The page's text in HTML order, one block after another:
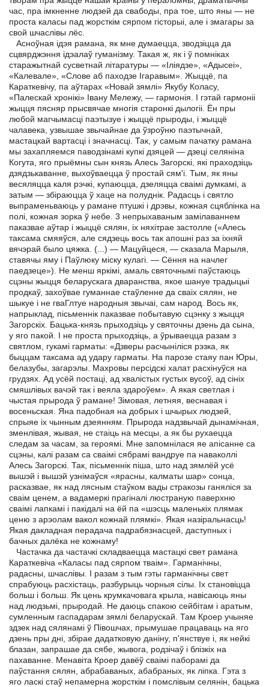
час, пра імкненне людзей да свабоды, пра тое, што яны — не
проста каласы пад жорсткім сярпом гісторыі, але і змагары за
свой шчаслівы лёс.
Асноўная ідэя рамана, як мне думаецца, зводзіцца да
сцвярджэння ідэалаў гуманізму. Такая ж, як і ў помніках
старажытнай сусветнай літаратуры — «Іліядзе», «Адысеі»,
«Калевале», «Слове аб паходзе Ігаравым». Жыццё, па
Караткевічу, па аўтарах «Новай зямлі» Якубу Коласу,
«Палескай хронікі» Івану Мележу, — гармонія. I гэтай гармоніі
жыцця пясняр прысвячае многія старонкі дылогіі. Ён пры
любой магчымасці паэтызуе і жыццё прыроды, і жыццё
чалавека, узвышае звычайнае да ўзроўню паэтычнай,
мастацкай вартасці і значнасці. Так, у самым пачатку рамана
мы захапляемся паводзінамі купкі дзяцей — дзеці селяніна
Когута, яго прыёмны сын князь Алесь Загорскі, які праходзіць
дзядзькаванне, выхоўваецца ў простай сям'і. Тым, як яны
весяляцца каля рэчкі, купаюцца, дзеляцца сваімі думкамі, а
затым — збіраюцца ў хаце на полуднік. Радасць і святло
выпраменьваюць у рамане птушкі і дрэвы, кожная сцяблінка на
полі, кожная зорка ў небе. 3 непрыхаваным замілаваннем
паказвае аўтар і жыццё сялян, іх няхітрае застолле («Алесь
таксама смяяўся, але сядзець вось так апошні раз за іхняй
вячэрай было цяжка. (...) — Мацуйцеся, — сказала Марыля,
ставячы яму і Паўлюку міску кулагі. — Сёння на начлег
паедзеце»). Не менш яркімі, амаль святочнымі паўстаюць
сцэны жыцця беларускага дваранства, якое шануе традыцыі
продкаў, захоўвае гуманнае стаўленне да сваіх сялян, не
шыкуе і не гваГлтуе народныя звычаі, сам народ. Вось як,
напрыклад, пісьменнік паказвае побытавую сцэнку з жыцця
Загорскіх. Бацька-князь прыходзіць у святочны дзень да сына,
у яго пакой. I не проста прыходзіць, а ўрываецца разам з
святлом, гукамі гарматы: «Дзверы расчыніліся рэзка, як
быццам таксама ад удару гарматы. На парозе стаяу пан Юры,
белазубы, загарэлы. Махровы персідскі халат расхінуўся на
грудзях. Ад усёй постаці, ад хвалістых густых вусоў, ад сініх
смяшлівых вачэй так і веяла здароўем». А якая светлая і
чыстая прырода ў рамане! Зімовая, летняя, веснавая і
восеньская. Яна падобная на добрых і шчырых людзей,
спрыяе іх чынным дзеянням. Прырода надзвычай дынамічная,
зменлівая, жывая, не стаіць на месцы, а як бы рухаецца
следам за часам, за героямі. Мне запомнілася яе апісанне са
сцэны, калі разам са сваімі сябрамі вандруе па наваколлі
Алесь Загорскі. Так, пісьменнік піша, што над зямлёй усё
вышэй і вышэй узнімаўся «ярасны, калматы шар» сонца,
расказвае, як над лясным стаўком вады стракозы ганяліся за
сваім ценем, а вадамеркі прагіналі люстраную паверхню
сваімі лапкамі і пакідалі на ёй па «шэсць маленькіх плямак
ценю з арэолам вакол кожнай плямкі». Якая назіральнасць!
Якая дакладная перадача падрабязнасцей, даступных і
бачных далёка не кожнаму!
Частачка да частачкі складваецца мастацкі свет рамана
Караткевіча «Каласы пад сярпом тваім». Гарманічны,
радасны, шчаслівы. I разам з тым гэты гарманічны свет
спрабуюць расхістаць, разбурыць чорныя сілы. Іх становіцца
больш і больш. Як цень крумкачовага крыла, навісаюць яны
над людзьмі, прыродай. Не даюць спакою сейбітам і аратым,
сумленным гаспадарам зямлі беларускай. Там Кроер учыняе
здзек над сялянамі ў Півошчах, прымушае працаваць на яго
дзень пры дні, збірае дадатковую даніну, п'янствуе і, як нейкі
блазан, запрашае да сябе, жывога, родзічаў і блізкіх на
пахаванне. Менавіта Кроер давёў сваімі паборамі да
паўстання сялян, абрабаваных, абабраных, як ліпка. Гэта з
яго ласкі стаў непамерна жорсткім і помслівым селянін, бацька